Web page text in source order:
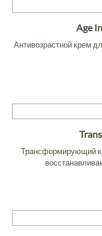
Age
Антивозрастной крем
Трансформирующий